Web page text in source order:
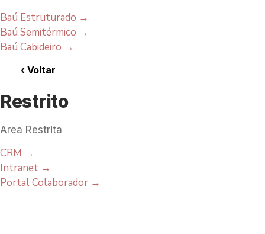
Baú Estruturado →
Baú Semitérmico →
Baú Cabideiro →
‹ Voltar
Restrito
Area Restrita
CRM →
Intranet →
Portal Colaborador →